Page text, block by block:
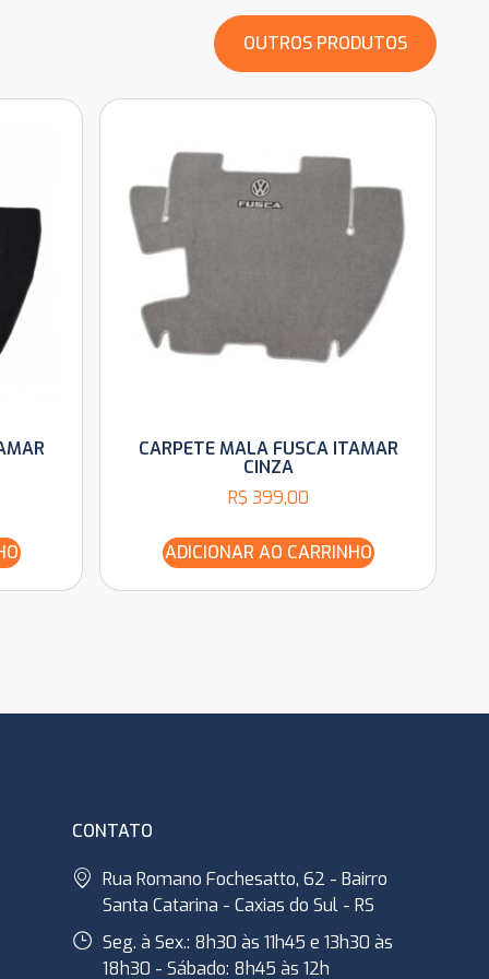
OUTROS PRODUTOS
CARPETE MALA FUSCA ITAMAR
CINZA
R$ 399,00
ADICIONAR AO CARRINHO
CONTATO
Rua Romano Fochesatto, 62 - Bairro
Santa Catarina - Caxias do Sul - RS
Seg. à Sex.: 8h30 às 11h45 e 13h30 às
18h30 - Sábado: 8h45 às 12h